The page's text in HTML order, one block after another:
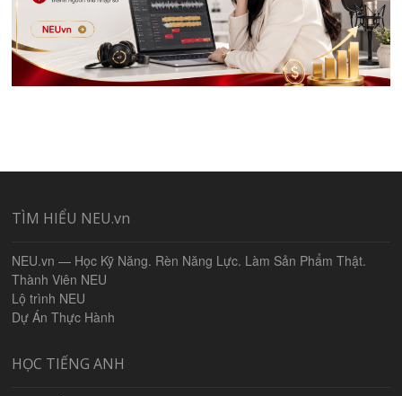
TÌM HIỂU NEU.vn
NEU.vn — Học Kỹ Năng. Rèn Năng Lực. Làm Sản Phẩm Thật.
Thành Viên NEU
Lộ trình NEU
Dự Án Thực Hành
HỌC TIẾNG ANH